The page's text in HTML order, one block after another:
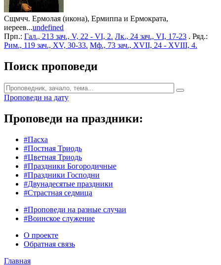
Сщмчч. Ермолая (икона), Ермиппа и Ермократа,
иереев...undefined
Прп.: Гал., 213 зач., V, 22 - VI, 2. Лк., 24 зач., VI, 17-23 . Ряд.:
Рим., 119 зач., XV, 30-33. Мф., 73 зач., XVII, 24 - XVIII, 4.
Поиск проповеди
Проповеди на дату
Проповеди на праздники:
#Пасха
#Постная Триодь
#Цветная Триодь
#Праздники Богородичные
#Праздники Господни
#Двунадесятые праздники
#Страстная седмица
#Проповеди на разные случаи
#Воинское служение
О проекте
Обратная связь
Главная